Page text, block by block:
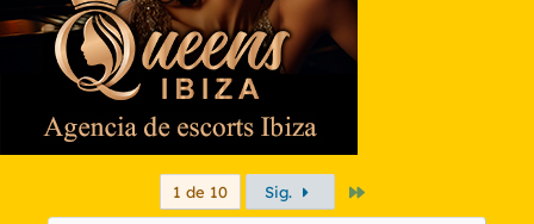
1 de 10 Sig.